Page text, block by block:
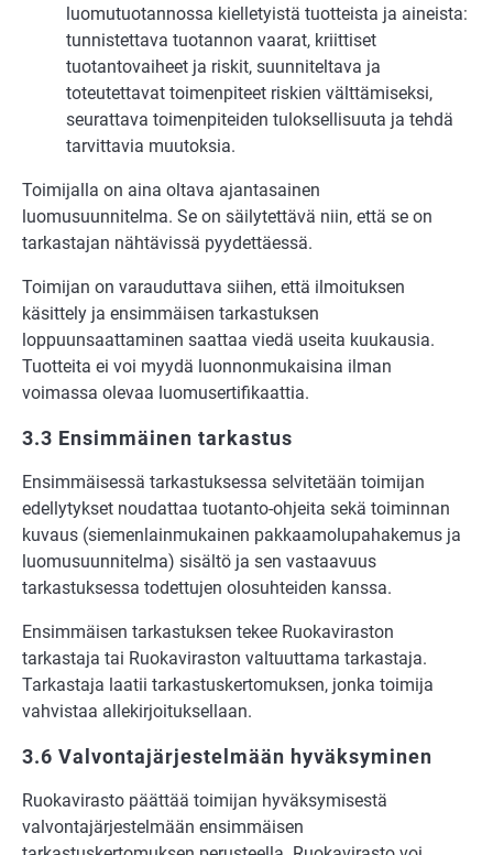
luomutuotannossa kielletyistä tuotteista ja aineista:
tunnistettava tuotannon vaarat, kriittiset
tuotantovaiheet ja riskit, suunniteltava ja
toteutettavat toimenpiteet riskien välttämiseksi,
seurattava toimenpiteiden tuloksellisuuta ja tehdä
tarvittavia muutoksia.
Toimijalla on aina oltava ajantasainen
luomusuunnitelma. Se on säilytettävä niin, että se on
tarkastajan nähtävissä pyydettäessä.
Toimijan on varauduttava siihen, että ilmoituksen
käsittely ja ensimmäisen tarkastuksen
loppuunsaattaminen saattaa viedä useita kuukausia.
Tuotteita ei voi myydä luonnonmukaisina ilman
voimassa olevaa luomusertifikaattia.
3.3 Ensimmäinen tarkastus
Ensimmäisessä tarkastuksessa selvitetään toimijan
edellytykset noudattaa tuotanto-ohjeita sekä toiminnan
kuvaus (siemenlainmukainen pakkaamolupahakemus ja
luomusuunnitelma) sisältö ja sen vastaavuus
tarkastuksessa todettujen olosuhteiden kanssa.
Ensimmäisen tarkastuksen tekee Ruokaviraston
tarkastaja tai Ruokaviraston valtuuttama tarkastaja.
Tarkastaja laatii tarkastuskertomuksen, jonka toimija
vahvistaa allekirjoituksellaan.
3.6 Valvontajärjestelmään hyväksyminen
Ruokavirasto päättää toimijan hyväksymisestä
valvontajärjestelmään ensimmäisen